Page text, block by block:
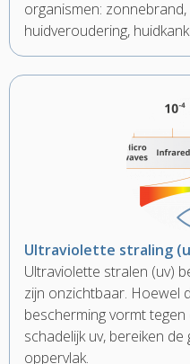
organismen:
huidveroudering,
Ultraviolette straling
Ultraviolette stralen (uv)
zijn onzichtbaar. Hoewel
bescherming vormt
schadelijk uv, bereiken
oppervlak.